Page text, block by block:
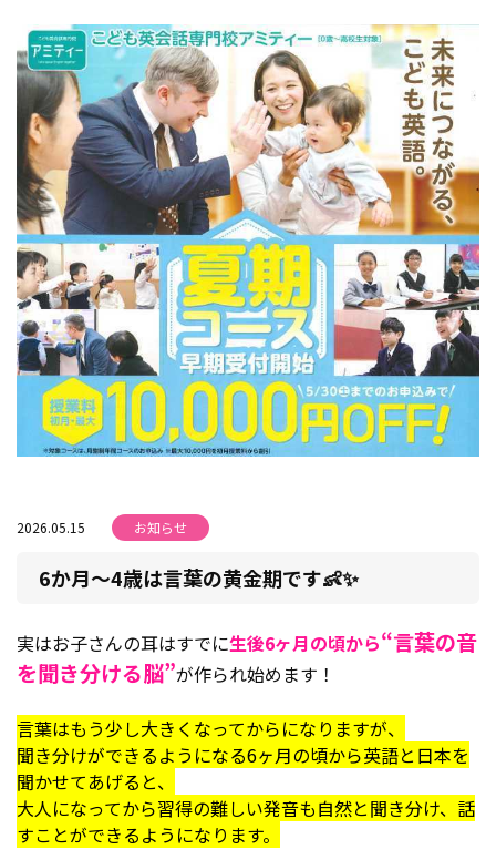
2026.05.15 お知らせ
6か月～4歳は言葉の黄金期です👶✨
実はお子さんの耳はすでに生後6ヶ月の頃から“言葉の音
を聞き分ける脳”が作られ始めます！
言葉はもう少し大きくなってからになりますが、
聞き分けができるようになる6ヶ月の頃から英語と日本を
聞かせてあげると、
大人になってから習得の難しい発音も自然と聞き分け、話
すことができるようになります。